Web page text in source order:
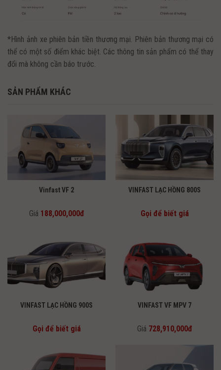
*Hình ảnh xe phiên bản tiền thương mại. Phiên bản thương mại có
thể có một số điểm khác biệt. Các thông tin sản phẩm có thể thay
đổi mà không cần báo trước.
SẢN PHẨM KHÁC
Vinfast VF 2
Giá 188,000,000đ
VINFAST LẠC HỒNG 800S
Gọi để biết giá
VINFAST LẠC HỒNG 900S
Gọi để biết giá
VINFAST VF MPV 7
Giá 728,910,000đ